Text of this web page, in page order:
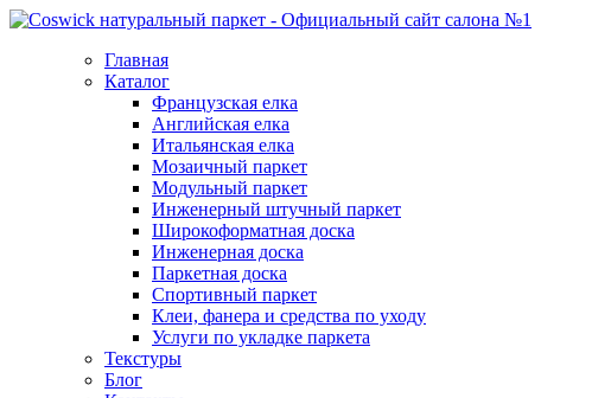
Главная
Каталог
Французская елка
Английская елка
Итальянская елка
Мозаичный паркет
Модульный паркет
Инженерный штучный паркет
Широкоформатная доска
Инженерная доска
Паркетная доска
Спортивный паркет
Клеи, фанера и средства по уходу
Услуги по укладке паркета
Текстуры
Блог